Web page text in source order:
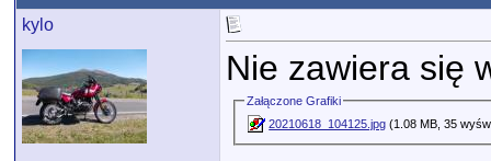
kylo
Nie zawiera się
Załączone Grafiki
20210618_104125.jpg (1.08 MB, 35